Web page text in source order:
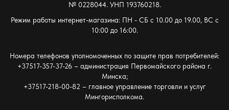
№ 0228044. УНП 193760218.
Режим работы интернет-магазина: ПН - СБ с 10.00 до 19.00, ВС с
10:00 до 16:00.
Номера телефонов уполномоченных по защите прав потребителей:
+37517-357-37-26 – администрация Первомайского района г.
Минска;
+37517-218-00-82 – главное управление торговли и услуг
Мингорисполкома.